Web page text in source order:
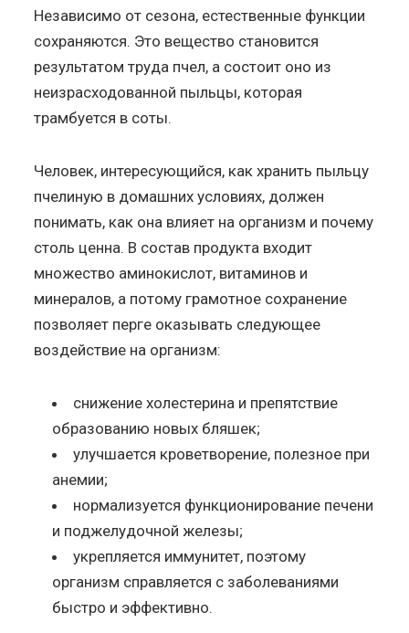
Независимо от сезона, естественные функции
сохраняются. Это вещество становится
результатом труда пчел, а состоит оно из
неизрасходованной пыльцы, которая
трамбуется в соты.
Человек, интересующийся, как хранить пыльцу
пчелиную в домашних условиях, должен
понимать, как она влияет на организм и почему
столь ценна. В состав продукта входит
множество аминокислот, витаминов и
минералов, а потому грамотное сохранение
позволяет перге оказывать следующее
воздействие на организм:
снижение холестерина и препятствие
образованию новых бляшек;
улучшается кроветворение, полезное при
анемии;
нормализуется функционирование печени
и поджелудочной железы;
укрепляется иммунитет, поэтому
организм справляется с заболеваниями
быстро и эффективно.